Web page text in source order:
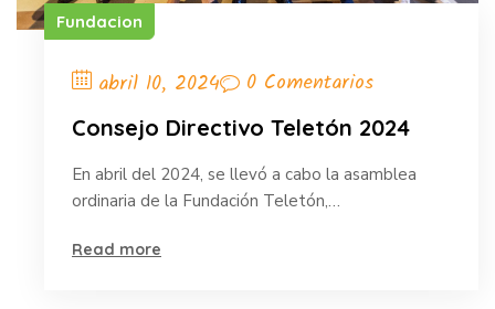
Fundacion
abril 10, 2024 0 Comentarios
Consejo Directivo Teletón 2024
En abril del 2024, se llevó a cabo la asamblea
ordinaria de la Fundación Teletón,…
Read more